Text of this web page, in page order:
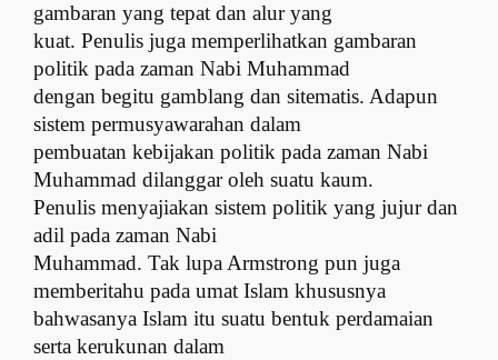
gambaran yang tepat dan alur yang
kuat. Penulis juga memperlihatkan gambaran
politik pada zaman Nabi Muhammad
dengan begitu gamblang dan sitematis. Adapun
sistem permusyawarahan dalam
pembuatan kebijakan politik pada zaman Nabi
Muhammad dilanggar oleh suatu kaum.
Penulis menyajiakan sistem politik yang jujur dan
adil pada zaman Nabi
Muhammad. Tak lupa Armstrong pun juga
memberitahu pada umat Islam khususnya
bahwasanya Islam itu suatu bentuk perdamaian
serta kerukunan dalam